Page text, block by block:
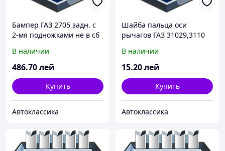
Бампер ГАЗ 2705 задн. с
2-мя подножками не в сб
В наличии
486.70лей
Купить
Автоклассика
Шайба пальца оси
рычагов ГАЗ 31029,3110
во ГАЗ)
В наличии
15.20лей
Купить
Автоклассика